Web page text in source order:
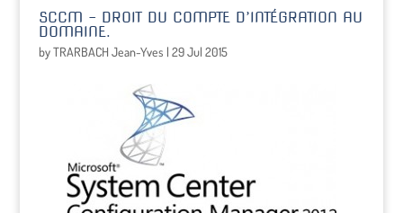
SCCM – DROIT DU COMPTE D’INTÉGRATION AU
DOMAINE.
byTRARBACH Jean-Yves | 29 Jul 2015